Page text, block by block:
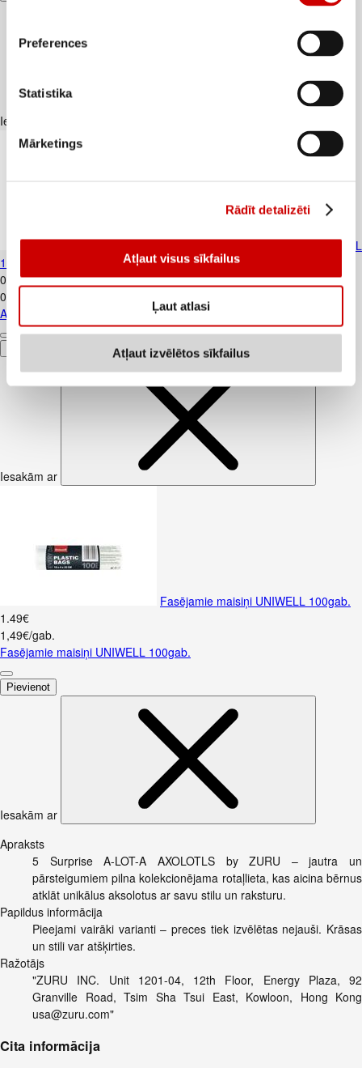
Preferences
Statistika
Mārketings
Rādīt detalizēti
Atļaut visus sīkfailus
Ļaut atlasi
Atļaut izvēlētos sīkfailus
Iesakām ar
Atkrit.maisi HOME EXPERT 60L
10gab.30mkr
0
89€
0,09€/gab.
Atkrit.maisi HOME EXPERT 60L 10gab.30mkr
Iesakām ar
Fasējamie maisiņi UNIWELL 100gab.
1 .49€
1,49€/gab.
Fasējamie maisiņi UNIWELL 100gab.
Pievienot
Iesakām ar
Apraksts
5 Surprise A-LOT-A AXOLOTLS by ZURU – jautra un
pārsteigumiem pilna kolekcionējama rotaļlieta, kas aicina bērnus
atklāt unikālus aksolotus ar savu stilu un raksturu.
Papildus informācija
Pieejami vairāki varianti – preces tiek izvēlētas nejauši. Krāsas
un stili var atšķirties.
Ražotājs
"ZURU INC. Unit 1201-04, 12th Floor, Energy Plaza, 92
Granville Road, Tsim Sha Tsui East, Kowloon, Hong Kong
usa@zuru.com"
Cita informācija